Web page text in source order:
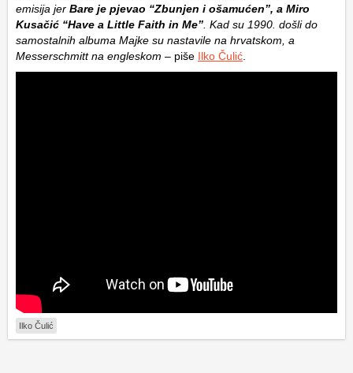
emisija jer Bare je pjevao “Zbunjen i ošamućen”, a Miro
Kusačić “Have a Little Faith in Me” . Kad su 1990. došli do
samostalnih albuma Majke su nastavile na hrvatskom, a
Messerschmitt na engleskom – piše Ilko Čulić
Ilko Čulić